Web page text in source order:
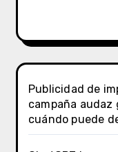
Publicidad de
campaña audaz
cuándo puede